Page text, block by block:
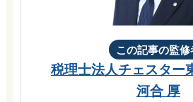
この記事の監修
税理士法人チェスター
河合 厚